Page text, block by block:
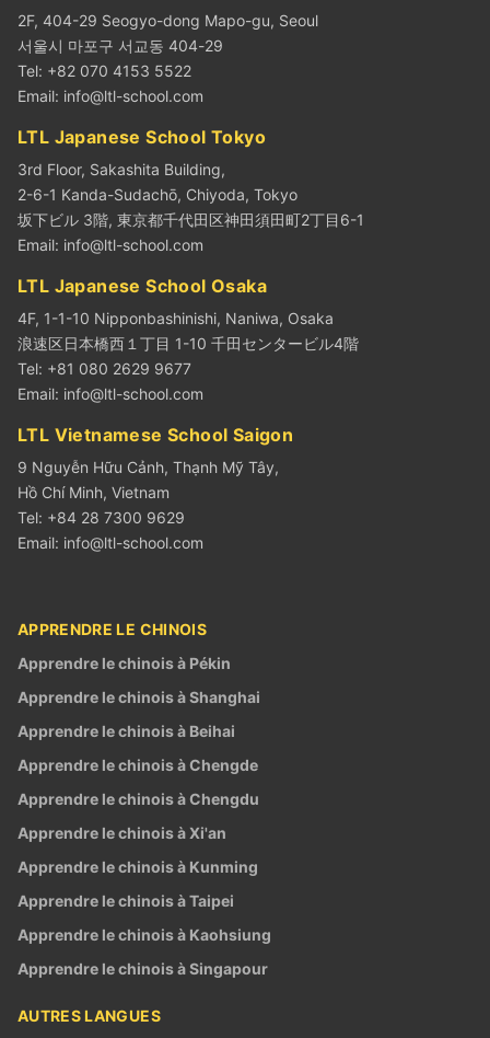
2F, 404-29 Seogyo-dong Mapo-gu, Seoul
서울시 마포구 서교동 404-29
Tel: +82 070 4153 5522
Email: info@ltl-school.com
LTL Japanese School Tokyo
3rd Floor, Sakashita Building,
2-6-1 Kanda-Sudachō, Chiyoda, Tokyo
坂下ビル 3階, 東京都千代田区神田須田町2丁目6-1
Email: info@ltl-school.com
LTL Japanese School Osaka
4F, 1-1-10 Nipponbashinishi, Naniwa, Osaka
浪速区日本橋西１丁目 1-10 千田センタービル4階
Tel: +81 080 2629 9677
Email: info@ltl-school.com
LTL Vietnamese School Saigon
9 Nguyễn Hữu Cảnh, Thạnh Mỹ Tây,
Hồ Chí Minh, Vietnam
Tel: +84 28 7300 9629
Email: info@ltl-school.com
APPRENDRE LE CHINOIS
Apprendre le chinois à Pékin
Apprendre le chinois à Shanghai
Apprendre le chinois à Beihai
Apprendre le chinois à Chengde
Apprendre le chinois à Chengdu
Apprendre le chinois à Xi'an
Apprendre le chinois à Kunming
Apprendre le chinois à Taipei
Apprendre le chinois à Kaohsiung
Apprendre le chinois à Singapour
AUTRES LANGUES